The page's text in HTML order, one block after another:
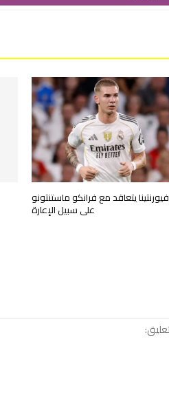
فيورنتينا يتعاقد مع فرانكو ماستنتونو
على سبيل الإعارة